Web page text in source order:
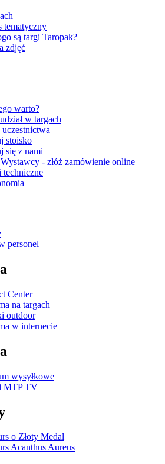
tematyczny
są targi Taropak?
zdjęć
warto?
w targach
stoisko
się z nami
- złóż zamówienie online
techniczne
personel
Center
na targach
outdoor
w internecie
wysyłkowe
MTP TV
o Złoty Medal
Acanthus Aureus